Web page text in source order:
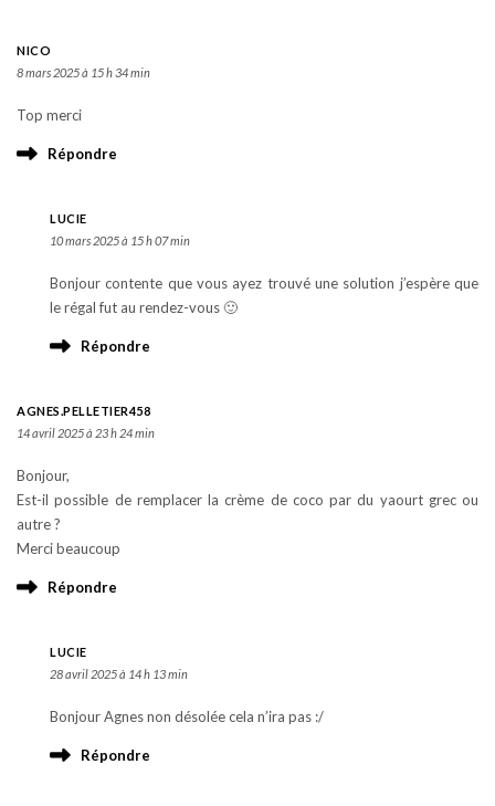
NICO
8 mars 2025 à 15 h 34 min
Top merci
Répondre
LUCIE
10 mars 2025 à 15 h 07 min
Bonjour contente que vous ayez trouvé une solution j’espère que
le régal fut au rendez-vous 🙂
Répondre
AGNES.PELLETIER458
14 avril 2025 à 23 h 24 min
Bonjour,
Est-il possible de remplacer la crème de coco par du yaourt grec ou
autre ?
Merci beaucoup
Répondre
LUCIE
28 avril 2025 à 14 h 13 min
Bonjour Agnes non désolée cela n’ira pas :/
Répondre